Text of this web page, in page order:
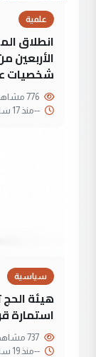
علمية
انطلاق
الأربعين
شخصيات
--منذ 17 ساعة
سياسية
هيئة
استمارة
--منذ 19 ساعة